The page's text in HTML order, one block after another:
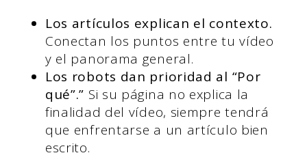
Los artículos explican el contexto.
Conectan los puntos entre tu vídeo
y el panorama general.
Los robots dan prioridad al “Por
qué”.” Si su página no explica la
finalidad del vídeo, siempre tendrá
que enfrentarse a un artículo bien
escrito.